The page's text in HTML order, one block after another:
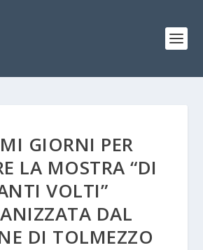
GIORNI PER
LA MOSTRA “DI
VOLTI”
DAL
DI TOLMEZZO